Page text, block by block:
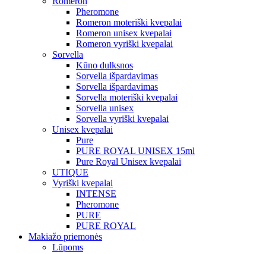
Pheromone
Romeron moteriški kvepalai
Romeron unisex kvepalai
Romeron vyriški kvepalai
Sorvella
Kūno dulksnos
Sorvella išpardavimas
Sorvella išpardavimas
Sorvella moteriški kvepalai
Sorvella unisex
Sorvella vyriški kvepalai
Unisex kvepalai
Pure
PURE ROYAL UNISEX 15ml
Pure Royal Unisex kvepalai
UTIQUE
Vyriški kvepalai
INTENSE
Pheromone
PURE
PURE ROYAL
Makiažo priemonės
Lūpoms